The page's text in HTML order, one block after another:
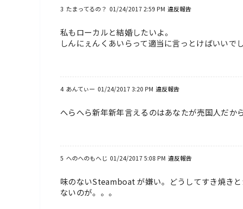
3 たまってるの？ 01/24/2017 2:59 PM 違反報告
私もローカルと結婚したいよ。
しんにぇんくあいらって適当に言っとけばいいで
4 あんてぃー 01/24/2017 3:20 PM 違反報告
へらへら新年新年言えるのはあなたが売国人だか
5 へのへのもへじ 01/24/2017 5:08 PM 違反報告
味のないSteamboat が嫌い。どうしてすき焼き
ないのが。。。